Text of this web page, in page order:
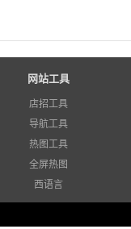
网站工具
店招工具
导航工具
热图工具
全屏热图
西语言